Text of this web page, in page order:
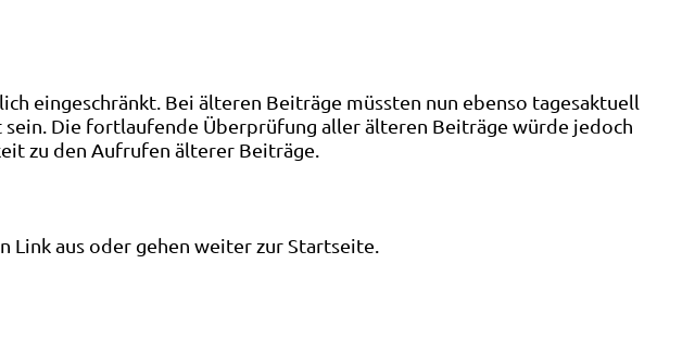
eingeschränkt. Bei älteren Beiträge müssten nun ebenso tagesaktuell
Die fortlaufende Überprüfung aller älteren Beiträge würde jedoch
zu den Aufrufen älterer Beiträge.
Link aus oder gehen weiter zur Startseite.